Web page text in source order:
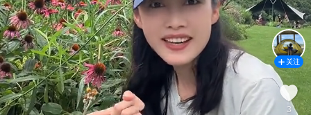
关注
3